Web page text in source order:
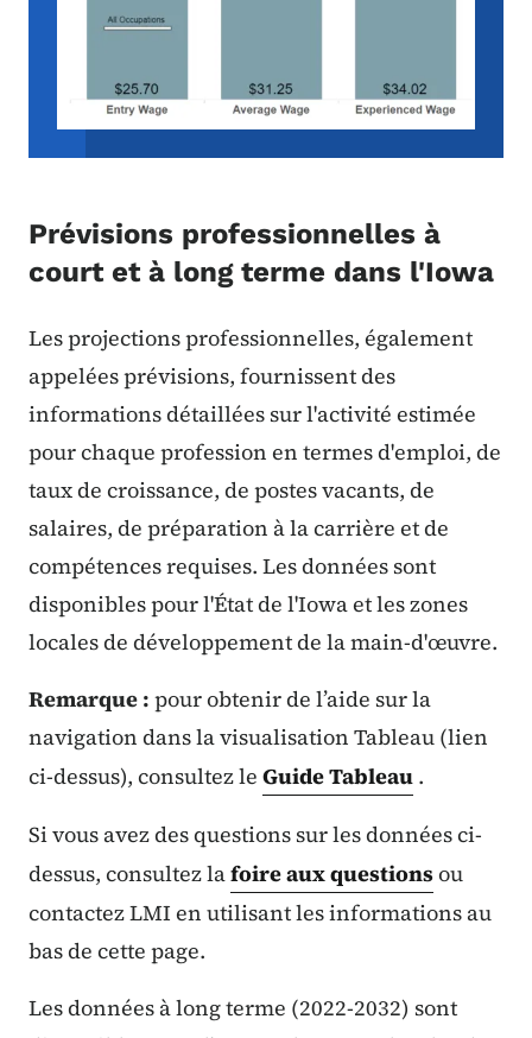
Prévisions professionnelles à
court et à long terme dans l'Iowa
Les projections professionnelles, également
appelées prévisions, fournissent des
informations détaillées sur l'activité estimée
pour chaque profession en termes d'emploi, de
taux de croissance, de postes vacants, de
salaires, de préparation à la carrière et de
compétences requises. Les données sont
disponibles pour l'État de l'Iowa et les zones
locales de développement de la main-d'œuvre.
Remarque : pour obtenir de l’aide sur la
navigation dans la visualisation Tableau (lien
ci-dessus), consultez le Guide Tableau .
Si vous avez des questions sur les données ci-
dessus, consultez lafoire aux questionsou
contactez LMI en utilisant les informations au
bas de cette page.
Les données à long terme (2022-2032) sont